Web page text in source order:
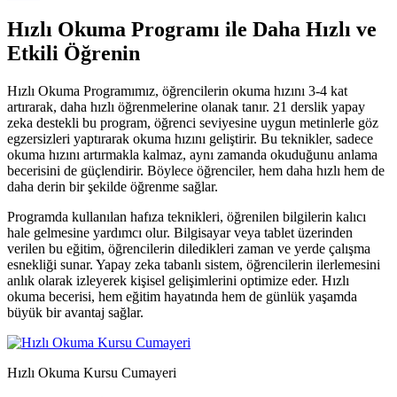
Hızlı Okuma Programı ile Daha Hızlı ve
Etkili Öğrenin
Hızlı Okuma Programımız, öğrencilerin okuma hızını 3-4 kat
artırarak, daha hızlı öğrenmelerine olanak tanır. 21 derslik yapay
zeka destekli bu program, öğrenci seviyesine uygun metinlerle göz
egzersizleri yaptırarak okuma hızını geliştirir. Bu teknikler, sadece
okuma hızını artırmakla kalmaz, aynı zamanda okuduğunu anlama
becerisini de güçlendirir. Böylece öğrenciler, hem daha hızlı hem de
daha derin bir şekilde öğrenme sağlar.
Programda kullanılan hafıza teknikleri, öğrenilen bilgilerin kalıcı
hale gelmesine yardımcı olur. Bilgisayar veya tablet üzerinden
verilen bu eğitim, öğrencilerin diledikleri zaman ve yerde çalışma
esnekliği sunar. Yapay zeka tabanlı sistem, öğrencilerin ilerlemesini
anlık olarak izleyerek kişisel gelişimlerini optimize eder. Hızlı
okuma becerisi, hem eğitim hayatında hem de günlük yaşamda
büyük bir avantaj sağlar.
Hızlı Okuma Kursu Cumayeri